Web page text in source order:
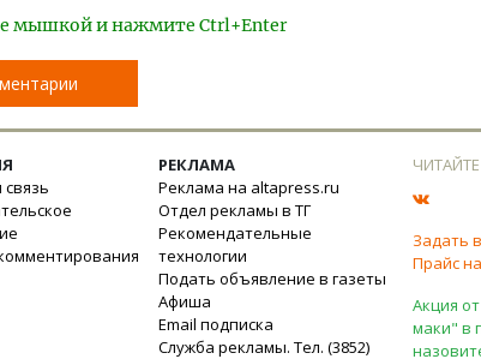
мышкой и нажмите Ctrl+Enter
РЕКЛАМА
Реклама на altapress.ru
Отдел рекламы в ТГ
Рекомендательные
технологии
Подать объявление в газеты
Афиша
Email подписка
Служба рекламы. Тел. (3852)
Задать
Прайс
Акция
маки" в